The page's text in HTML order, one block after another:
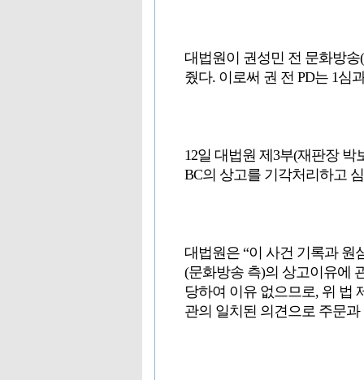
대법원이 권성민 전 문화방
줬다. 이로써 권 전 PD는 1심
12일 대법원 제3부(재판장
BC의 상고를 기각처리하고
대법원은 “이 사건 기록과 원
(문화방송 측)의 상고이유에
당하여 이유 없으므로, 위 법
관의 일치된 의견으로 주문